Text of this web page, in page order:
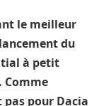
le meilleur
du
à petit
Comme
pas pour Dacia